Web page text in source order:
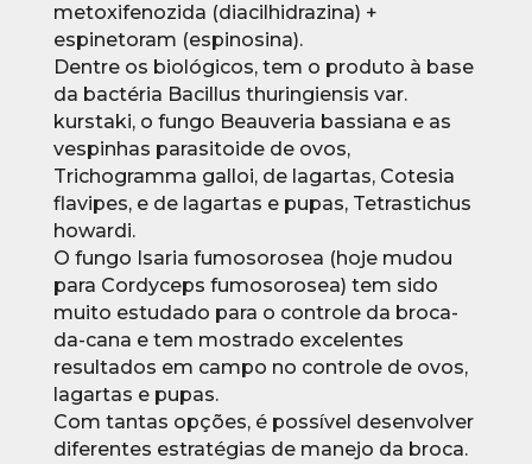
metoxifenozida (diacilhidrazina) +
espinetoram (espinosina).
Dentre os biológicos, tem o produto à base
da bactéria Bacillus thuringiensis var.
kurstaki, o fungo Beauveria bassiana e as
vespinhas parasitoide de ovos,
Trichogramma galloi, de lagartas, Cotesia
flavipes, e de lagartas e pupas, Tetrastichus
howardi.
O fungo Isaria fumosorosea (hoje mudou
para Cordyceps fumosorosea) tem sido
muito estudado para o controle da broca-
da-cana e tem mostrado excelentes
resultados em campo no controle de ovos,
lagartas e pupas.
Com tantas opções, é possível desenvolver
diferentes estratégias de manejo da broca.